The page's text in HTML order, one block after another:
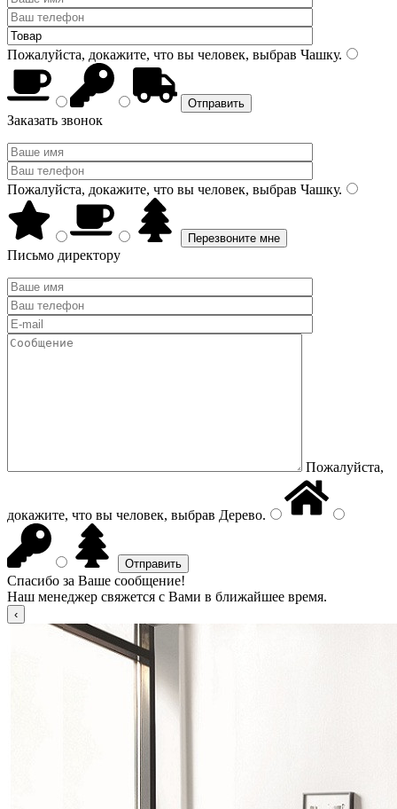
Пожалуйста, докажите, что вы человек, выбрав Чашку.
Заказать звонок
Пожалуйста, докажите, что вы человек, выбрав Чашку.
Письмо директору
Пожалуйста,
докажите, что вы человек, выбрав Дерево.
Спасибо за Ваше сообщение!
Наш менеджер свяжется с Вами в ближайшее время.